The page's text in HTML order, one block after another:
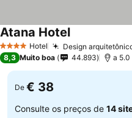
4 EstrelasHotel Design
Atana Hotel
8,3 Muito boa 44.893 a 5.0
De € 38
Consulte os preços de 14